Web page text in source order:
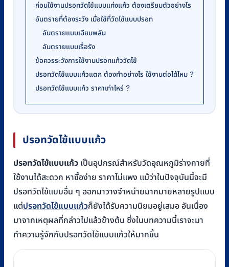
ก่อนใช้งานปรอทวัดไข้แบบแท่งแก้ว ต้องเตรียมตัวอย่างไร
อันตรายที่ต้องระวัง เมื่อใช้ที่วัดไข้แบบปรอท
อันตรายแบบเฉียบพลัน
อันตรายแบบเรื้อรัง
ข้อควรระวังการใช้งานปรอทแก้ววัดไข้
ปรอทวัดไข้แบบแก้วแตก ต้องทำอย่างไร ใช้งานต่อได้ไหม ?
ปรอทวัดไข้แบบแก้ว ราคาเท่าไหร่ ?
ปรอทวัดไข้แบบแก้ว
ปรอทวัดไข้แบบแก้ว เป็นอุปกรณ์สำหรับวัดอุณหภูมิร่างกายที่
ใช้งานได้สะดวก หาซื้อง่าย ราคาไม่แพง แม้ว่าในปัจจุบันนี้จะมี
ปรอทวัดไข้แบบอื่น ๆ ออกมาวางจำหน่ายมากมายหลายรูปแบบ
แต่ปรอทวัดไข้แบบแก้วก็ยังได้รับความนิยมอยู่เสมอ อันเนื่อง
มาจากเหตุผลที่กล่าวไปแล้วข้างต้น ซึ่งในบทความนี้เราจะมา
ทำความรู้จักกับปรอทวัดไข้แบบแก้วให้มากขึ้น